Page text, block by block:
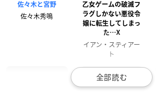
佐々木と宮野
佐々木秀鳴
乙女ゲームの破滅フ
ラグしかない悪役令
嬢に転生してしまっ
た…X
イアン・スティアー
ト